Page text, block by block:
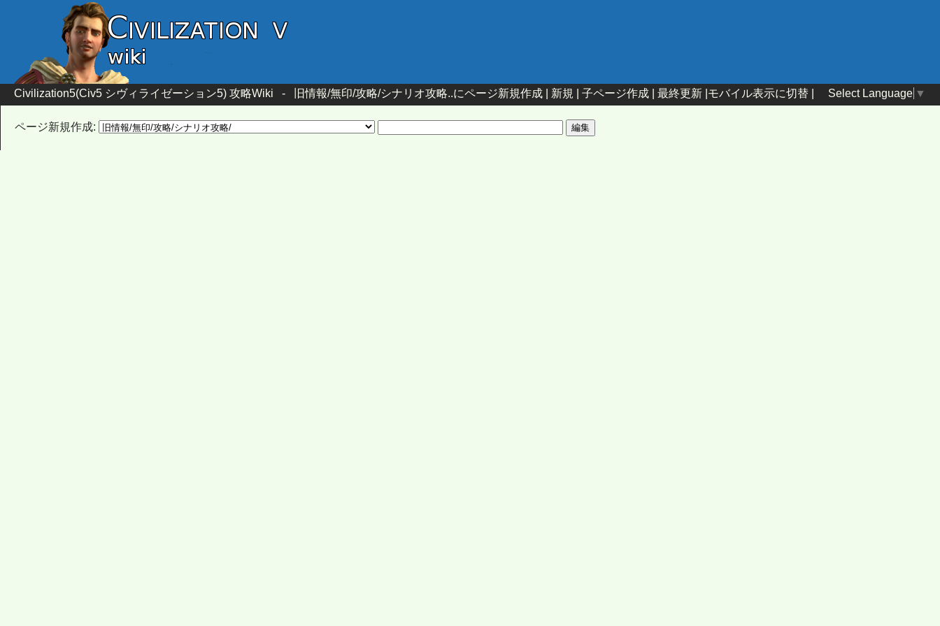
Civilization5(Civ5 シヴィライゼーション5) 攻略Wiki - 旧情報/無印/攻略/シナリオ攻略..にページ新規作成 | 新規 子ページ作成 最終更新 モバイル表示に切替 Select Language ▼
ページ新規作成: